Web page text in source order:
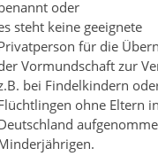
oder
steht keine geeignete
für die
Vormundschaft zur
bei Findelkindern
ohne Eltern in